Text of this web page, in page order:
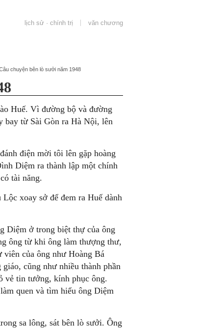
lịch sử · chính trị văn chương
chuyện bên lò sưởi năm 1948
Huế. Vì đường bộ và đường
bay từ Sài Gòn ra Hà Nội, lên
điện mời tôi lên gặp hoàng
Diệm ra thành lập một chính
tài năng.
xoay sở để đem ra Huế dành
Diệm ở trong biệt thự của ông
ông từ khi ông làm thượng thư,
của ông như Hoàng Bá
cũng như nhiều thành phần
vẻ tin tưởng, kính phục ông.
quen và tìm hiểu ông Diệm
sa lông, sát bên lò sưởi. Ông